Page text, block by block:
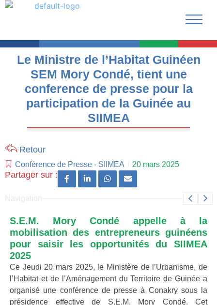
Le Ministre de l’Habitat Guinéen
SEM Mory Condé, tient une
conference de presse pour la
participation de la Guinée au
SIIMEA
Retour
Conférence de Presse - SIIMEA 20 mars 2025
Partager sur :
S.E.M. Mory Condé appelle à la
mobilisation des entrepreneurs guinéens
pour saisir les opportunités du SIIMEA
2025
Ce Jeudi 20 mars 2025, le Ministère de l’Urbanisme, de
l’Habitat et de l’Aménagement du Territoire de Guinée a
organisé une conférence de presse à Conakry sous la
présidence effective de S.E.M. Mory Condé. Cet